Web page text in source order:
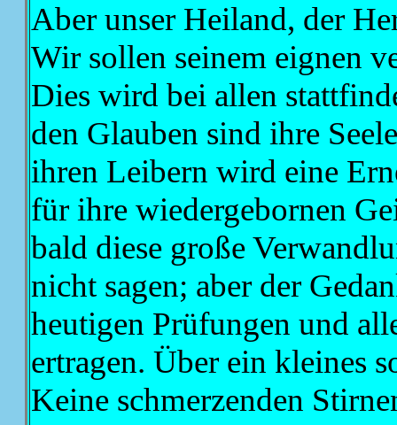
Aber unser Heiland, der
Wir sollen seinem eignen
Dies wird bei allen
den Glauben sind ihre
ihren Leibern wird eine
für ihre wiedergebornen
bald diese große
nicht sagen; aber der
heutigen Prüfungen und
ertragen. Über ein kleines
Keine schmerzenden